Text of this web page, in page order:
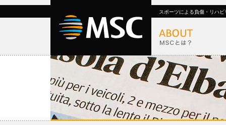
スポーツによる負傷・リハ